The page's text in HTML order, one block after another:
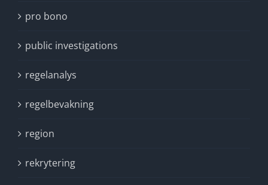
pro bono
public investigations
regelanalys
regelbevakning
region
rekrytering